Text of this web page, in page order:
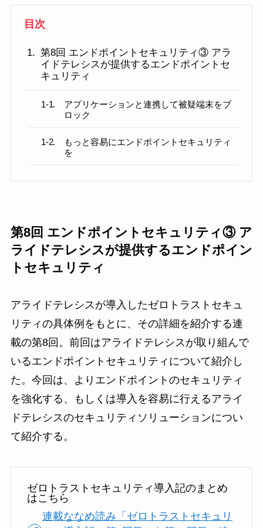
目次
第8回 エンドポイントセキュリティ③ アラ
イドテレシスが提供するエンドポイントセ
キュリティ
アプリケーションと連携して被疑端末をブ
ロック
もっと容易にエンドポイントセキュリティ
を
第8回 エンドポイントセキュリティ③ ア
ライドテレシスが提供するエンドポイン
トセキュリティ
アライドテレシスが導入したゼロトラストセキュ
リティの具体例をもとに、その詳細を紹介する連
載の第8回。前回はアライドテレシスが取り組んで
いるエンドポイントセキュリティについて紹介し
た。今回は、よりエンドポイントのセキュリティ
を強化する、もしくは導入を容易に行えるアライ
ドテレシスのセキュリティソリューションについ
て紹介する。
ゼロトラストセキュリティ導入記のまとめ
はこちら
連載ななめ読み「ゼロトラストセキュリ